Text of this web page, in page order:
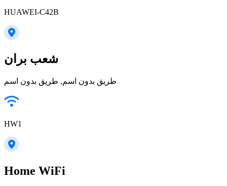
HUAWEI-C42B
شعب بران
طريق بدون اسم, طريق بدون اسم
HW1
Home WiFi